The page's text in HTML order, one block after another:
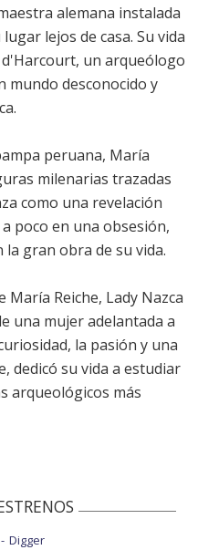
alemana instalada
lejos de casa. Su vida
d'Harcourt, un arqueólogo
mundo desconocido y
peruana, María
milenarias trazadas
como una revelación
poco en una obsesión,
la gran obra de su vida.
Reiche, Lady Nazca
una mujer adelantada a
la pasión y una
dedicó su vida a estudiar
arqueológicos más
Digger